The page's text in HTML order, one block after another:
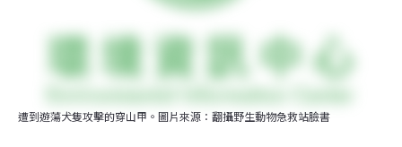
遭到遊蕩犬隻攻擊的穿山甲。圖片來源：翻攝野生動物急救站臉書